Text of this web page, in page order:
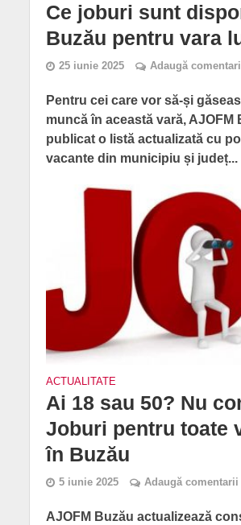
Ce joburi sunt
Buzău pentru vara
25 iunie 2025 Adaugă
Pentru cei care vor să-și
muncă în această vară, AJOFM
publicat o listă actualizată cu
vacante din municipiu și județ...
ACTUALITATE
Ai 18 sau 50? Nu
Joburi pentru toate
în Buzău
5 iunie 2025 Adaugă comentarii
AJOFM Buzău actualizează